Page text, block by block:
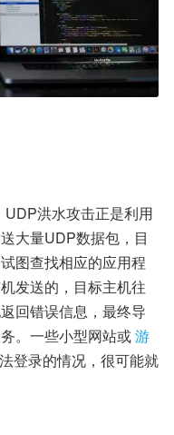
洪水攻击正是利用
大量UDP数据包，目
图查找相应的应用程
发送的，目标主机往
回错误信息，最终导
。一些小型网站或游
登录的情况，很可能就